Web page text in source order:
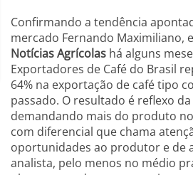
Confirmando a tendência
mercado Fernando Maximiliano,
Notícias Agrícolas há alguns
Exportadores de Café do Brasil
64% na exportação de café tipo
passado. O resultado é reflexo
demandando mais do produto
com diferencial que chama
oportunidades ao produtor e de
analista, pelo menos no médio